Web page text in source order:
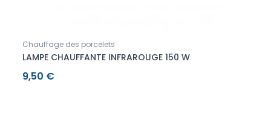
Chauffage des porcelets
LAMPE CHAUFFANTE INFRAROUGE 150 W
9,50 €